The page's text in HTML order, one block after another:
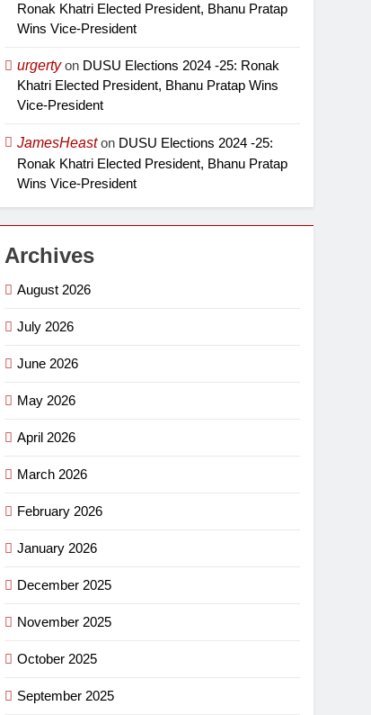
Ronak Khatri Elected President, Bhanu Pratap
Wins Vice-President
urgertyon DUSU Elections 2024 -25: Ronak
Khatri Elected President, Bhanu Pratap Wins
Vice-President
JamesHeaston DUSU Elections 2024 -25:
Ronak Khatri Elected President, Bhanu Pratap
Wins Vice-President
Archives
August 2026
July 2026
June 2026
May 2026
April 2026
March 2026
February 2026
January 2026
December 2025
November 2025
October 2025
September 2025